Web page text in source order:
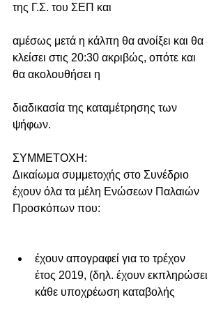
της Γ.Σ. του ΣΕΠ και
αμέσως μετά η κάλπη θα ανοίξει και θα
κλείσει στις 20:30 ακριβώς, οπότε και
θα ακολουθήσει η
διαδικασία της καταμέτρησης των
ψήφων.
ΣΥΜΜΕΤΟΧΗ:
Δικαίωμα συμμετοχής στο Συνέδριο
έχουν όλα τα μέλη Ενώσεων Παλαιών
Προσκόπων που:
έχουν απογραφεί για το τρέχον
έτος 2019, (δηλ. έχουν εκπληρώσει
κάθε υποχρέωση καταβολής